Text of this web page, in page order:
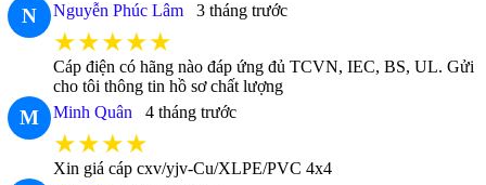
N Nguyễn Phúc Lâm 3 tháng trước
★★★★★
Cáp điện có hãng nào đáp ứng đủ TCVN, IEC, BS, UL. Gửi
cho tôi thông tin hồ sơ chất lượng
M Minh Quân 4 tháng trước
★★★★
Xin giá cáp cxv/yjv-Cu/XLPE/PVC 4x4